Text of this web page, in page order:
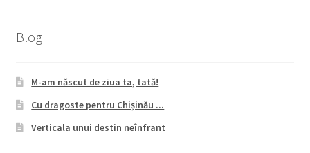
Blog
M-am născut de ziua ta, tată!
Cu dragoste pentru Chișinău ...
Verticala unui destin neînfrant